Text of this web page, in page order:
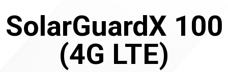
SolarGuardX 100
(4G LTE)